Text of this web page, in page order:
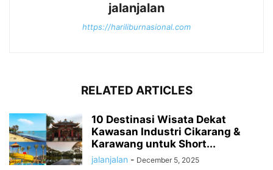
jalanjalan
https://hariliburnasional.com
RELATED ARTICLES
10 Destinasi Wisata Dekat
Kawasan Industri Cikarang &
Karawang untuk Short...
jalanjalan - December 5, 2025